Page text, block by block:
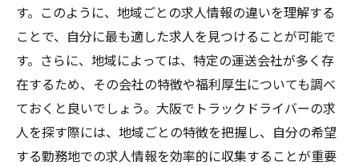
す。このように、地域ごとの求人情報の違いを理解する
ことで、自分に最も適した求人を見つけることが可能で
す。さらに、地域によっては、特定の運送会社が多く存
在するため、その会社の特徴や福利厚生についても調べ
ておくと良いでしょう。大阪でトラックドライバーの求
人を探す際には、地域ごとの特徴を把握し、自分の希望
する勤務地での求人情報を効率的に収集することが重要